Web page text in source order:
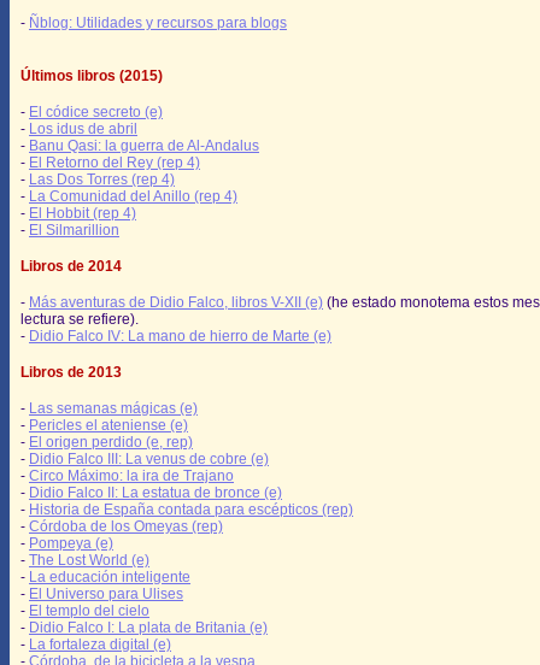
- Ñblog: Utilidades y recursos para blogs
Últimos libros (2015)
- El códice secreto (e)
- Los idus de abril
- Banu Qasi: la guerra de Al-Andalus
- El Retorno del Rey (rep 4)
- Las Dos Torres (rep 4)
- La Comunidad del Anillo (rep 4)
- El Hobbit (rep 4)
- El Silmarillion
Libros de 2014
- Más aventuras de Didio Falco, libros V-XII (e) (he estado monotema estos
lectura se refiere).
- Didio Falco IV: La mano de hierro de Marte (e)
Libros de 2013
- Las semanas mágicas (e)
- Pericles el ateniense (e)
- El origen perdido (e, rep)
- Didio Falco III: La venus de cobre (e)
- Circo Máximo: la ira de Trajano
- Didio Falco II: La estatua de bronce (e)
- Historia de España contada para escépticos (rep)
- Córdoba de los Omeyas (rep)
- Pompeya (e)
- The Lost World (e)
- La educación inteligente
- El Universo para Ulises
- El templo del cielo
- Didio Falco I: La plata de Britania (e)
- La fortaleza digital (e)
- Córdoba, de la bicicleta a la vespa